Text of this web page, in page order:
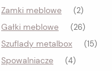
Zamki meblowe (2)
Gałki meblowe (26)
Szuflady metalbox (15)
Spowalniacze (4)